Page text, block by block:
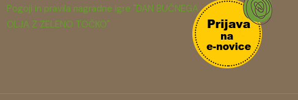
Pogoji in pravila nagradne igre "DAN BUČNEGA
OLJA Z ZELENO TOČKO"